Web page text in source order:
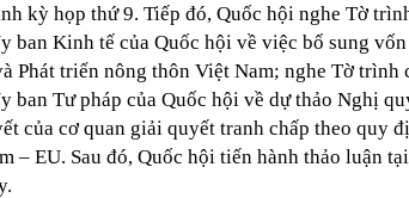
kỳ họp thứ 9. Tiếp đó, Quốc hội nghe Tờ
ban Kinh tế của Quốc hội về việc bổ sung
Phát triển nông thôn Việt Nam; nghe Tờ trình
ban Tư pháp của Quốc hội về dự thảo Nghị
của cơ quan giải quyết tranh chấp theo quy
– EU. Sau đó, Quốc hội tiến hành thảo luận